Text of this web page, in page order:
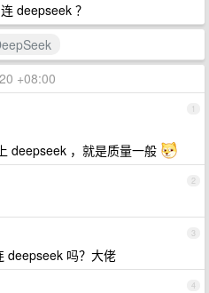
deepseek ？
+08:00
1
deepseek ，就是质量一般
2
3
deepseek 吗？大佬
4